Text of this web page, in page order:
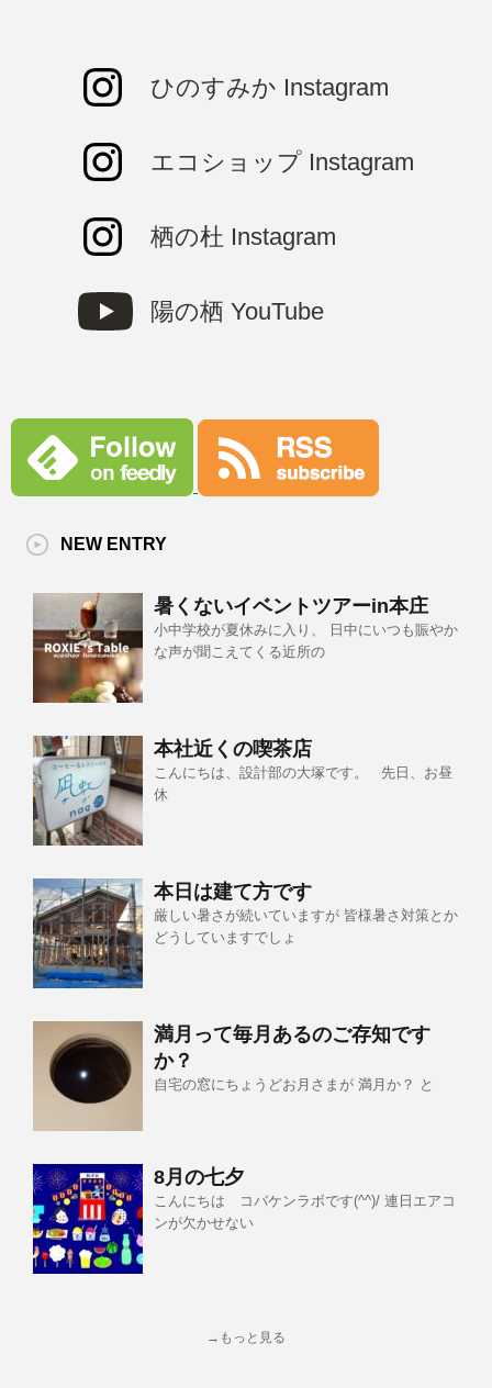
ひのすみか Instagram
エコショップ Instagram
栖の杜 Instagram
陽の栖 YouTube
NEW ENTRY
暑くないイベントツアーin本庄
小中学校が夏休みに入り、 日中にいつも賑やか
な声が聞こえてくる近所の
本社近くの喫茶店
こんにちは、設計部の大塚です。 先日、お昼
休
本日は建て方です
厳しい暑さが続いていますが 皆様暑さ対策とか
どうしていますでしょ
満月って毎月あるのご存知です
か？
自宅の窓にちょうどお月さまが 満月か？ と
8月の七夕
こんにちは コバケンラボです(^^)/ 連日エアコ
ンが欠かせない
→もっと見る